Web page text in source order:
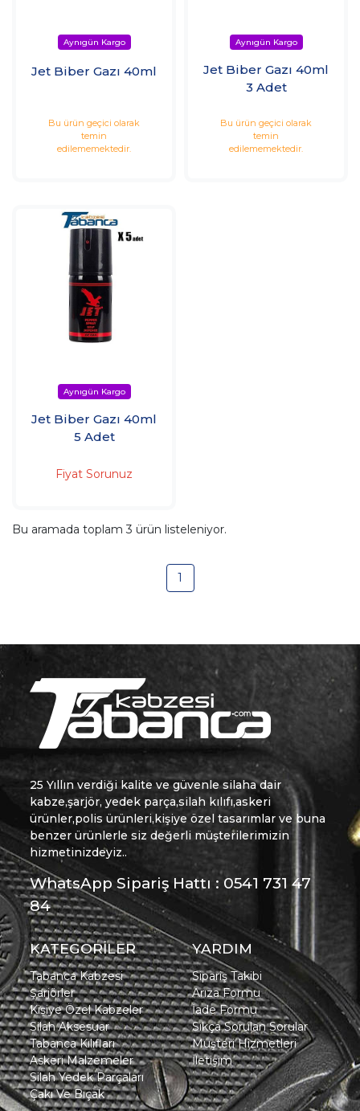
Jet Biber Gazı 40ml
Bu ürün geçici olarak
temin
edilememektedir.
Jet Biber Gazı 40ml
3 Adet
Bu ürün geçici olarak
temin
edilememektedir.
Jet Biber Gazı 40ml
5 Adet
Fiyat Sorunuz
Bu aramada toplam3 ürün listeleniyor.
1
25 Yıllın verdiği kalite ve güvenle silaha dair
kabze,şarjör, yedek parça,silah kılıfı,askeri
ürünler,polis ürünleri,kişiye özel tasarımlar ve buna
benzer ürünlerle siz değerli müşterilerimizin
hizmetinizdeyiz..
WhatsApp Sipariş Hattı : 0541 731 47
84
KATEGORİLER
Tabanca Kabzesi
Şarjörler
Kişiye Özel Kabzeler
Silah Aksesuar
Tabanca Kılıfları
Askeri Malzemeler
Silah Yedek Parçaları
Çakı Ve Bıçak
YARDIM
Sipariş Takibi
Arıza Formu
İade Formu
Sıkça Sorulan Sorular
Müşteri Hizmetleri
İletişim